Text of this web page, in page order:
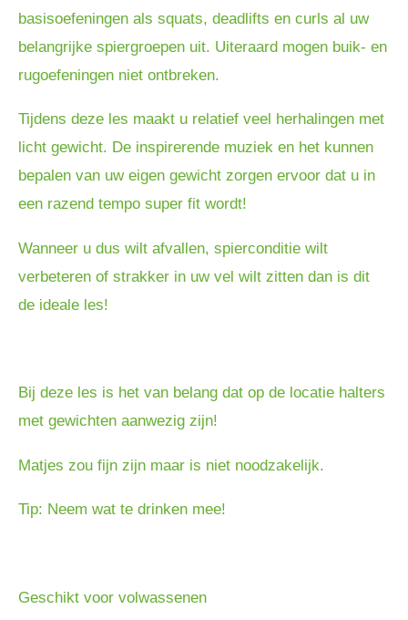
basisoefeningen als squats, deadlifts en curls al uw
belangrijke spiergroepen uit. Uiteraard mogen buik- en
rugoefeningen niet ontbreken.
Tijdens deze les maakt u relatief veel herhalingen met
licht gewicht. De inspirerende muziek en het kunnen
bepalen van uw eigen gewicht zorgen ervoor dat u in
een razend tempo super fit wordt!
Wanneer u dus wilt afvallen, spierconditie wilt
verbeteren of strakker in uw vel wilt zitten dan is dit
de ideale les!
Bij deze les is het van belang dat op de locatie halters
met gewichten aanwezig zijn!
Matjes zou fijn zijn maar is niet noodzakelijk.
Tip: Neem wat te drinken mee!
Geschikt voor volwassenen